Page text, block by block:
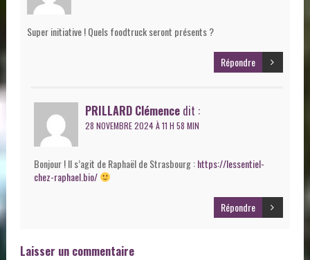
Super initiative ! Quels foodtruck seront présents ?
Répondre
PRILLARD Clémence dit :
28 NOVEMBRE 2024 À 11 H 58 MIN
Bonjour ! Il s’agit de Raphaël de Strasbourg :https://lessentiel-
chez-raphael.bio/
Répondre
Laisser un commentaire